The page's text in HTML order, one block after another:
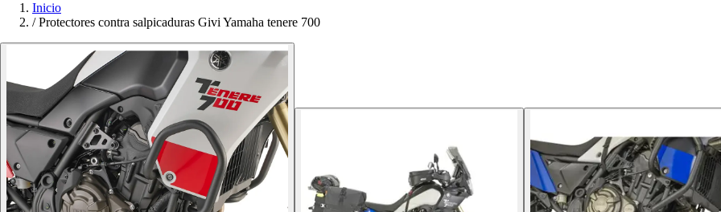
Inicio
/ Protectores contra salpicaduras Givi Yamaha tenere 700